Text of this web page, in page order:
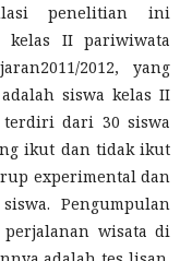
penelitian ini
kelas II pariwiwata
2012, yang
siswa kelas II
terdiri dari 30 siswa
ikut dan tidak ikut
experimental dan
Pengumpulan
wisata di